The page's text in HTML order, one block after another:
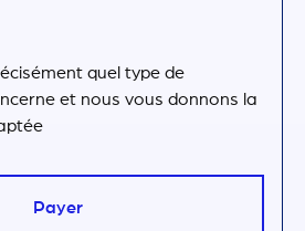
quel type de
et nous vous donnons la
Payer